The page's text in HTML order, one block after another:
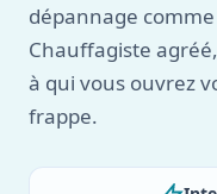
dépannage
Chauffagiste
à qui vous ouvrez
frappe.